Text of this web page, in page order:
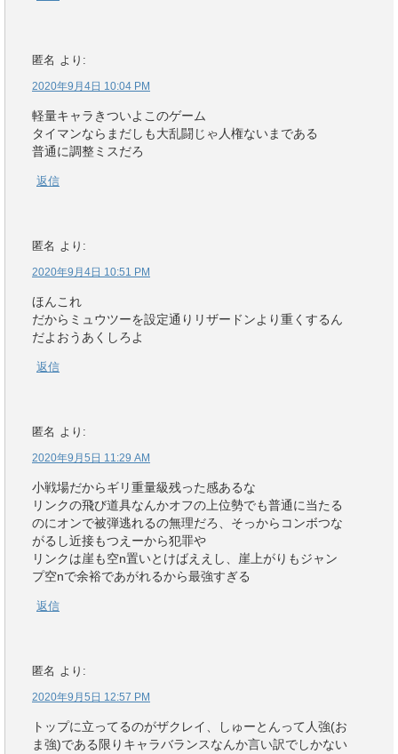
匿名 より:
2020年9月4日 10:04 PM
軽量キャラきついよこのゲーム
タイマンならまだしも大乱闘じゃ人権ないまである
普通に調整ミスだろ
返信
匿名 より:
2020年9月4日 10:51 PM
ほんこれ
だからミュウツーを設定通りリザードンより重くするん
だよおうあくしろよ
返信
匿名 より:
2020年9月5日 11:29 AM
小戦場だからギリ重量級残った感あるな
リンクの飛び道具なんかオフの上位勢でも普通に当たる
のにオンで被弾逃れるの無理だろ、そっからコンボつな
がるし近接もつえーから犯罪や
リンクは崖も空n置いとけばええし、崖上がりもジャン
プ空nで余裕であがれるから最強すぎる
返信
匿名 より:
2020年9月5日 12:57 PM
トップに立ってるのがザクレイ、しゅーとんって人強(お
ま強)である限りキャラバランスなんか言い訳でしかない